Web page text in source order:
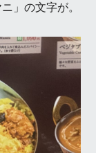
」の文字が。